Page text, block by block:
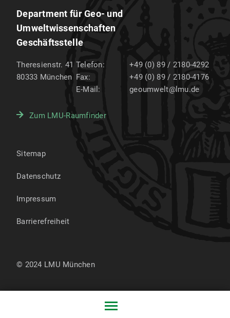
Department für Geo- und
Umweltwissenschaften
Geschäftsstelle
Theresienstr. 41
80333 München
Telefon:
+49 (0) 89 / 2180-4292
Fax:
+49 (0) 89 / 2180-4176
E-Mail:
geoumwelt@lmu.de
Zum LMU-Raumfinder
Sitemap
Datenschutz
Impressum
Barrierefreiheit
© 2024 LMU München